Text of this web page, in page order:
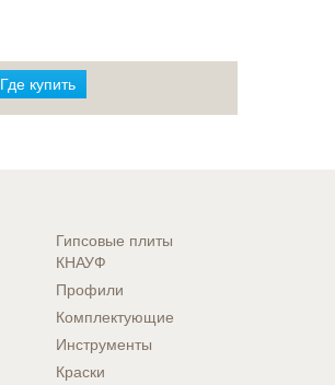
Где купить
Гипсовые плиты
КНАУФ
Профили
Комплектующие
Инструменты
Краски